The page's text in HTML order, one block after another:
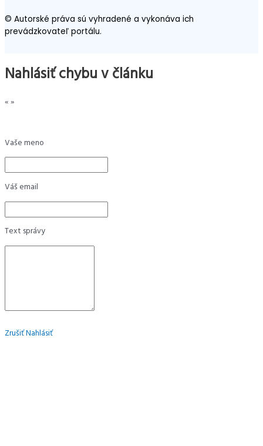
© Autorské práva sú vyhradené a vykonáva ich
prevádzkovateľ portálu.
Nahlásiť chybu v článku
«»
Vaše meno
Váš email
Text správy
ZrušiťNahlásiť